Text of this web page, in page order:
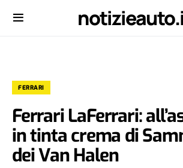
FERRARI
Ferrari LaFerrari:
in tinta crema di
dei Van Halen